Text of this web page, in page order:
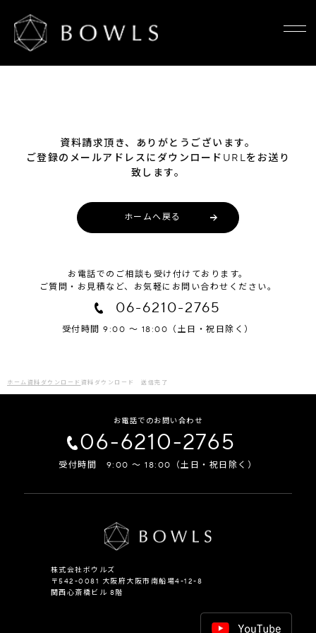
資料請求頂き、ありがとうございます。
ご登録のメールアドレスにダウンロードURLをお送り
致します。
ホームへ戻る
お電話でのご相談も受け付けております。
ご質問・お見積など、お気軽にお問い合わせください。
06-6210-2765
受付時間 9:00 ～ 18:00（土日・祝日除く）
ホーム 資料ダウンロード 資料ダウンロード 送信完了
お電話でのお問い合わせ
06-6210-2765
受付時間 9:00 ～ 18:00（土日・祝日除く）
株式会社ボウルズ
〒542-0081 大阪府大阪市南船場4-12-8
関西心斎橋ビル 8階